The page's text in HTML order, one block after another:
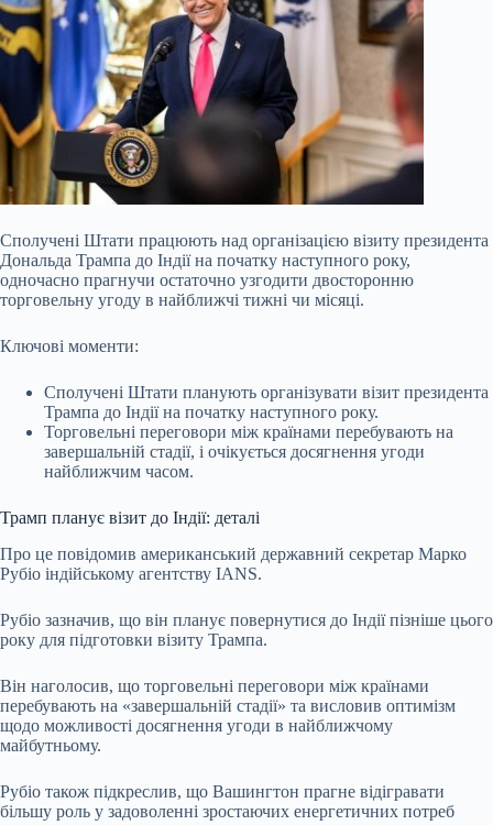
Сполучені Штати працюють над організацією візиту президента
Дональда Трампа до Індії на початку наступного року,
одночасно прагнучи остаточно узгодити двосторонню
торговельну угоду в найближчі тижні чи місяці.
Ключові моменти:
Сполучені Штати планують організувати візит президента
Трампа до Індії на початку наступного року.
Торговельні переговори між країнами перебувають на
завершальній стадії, і очікується досягнення угоди
найближчим часом.
Трамп планує візит до Індії: деталі
Про це повідомив американський державний секретар Марко
Рубіо індійському агентству IANS.
Рубіо зазначив, що він планує повернутися до Індії пізніше цього
року для підготовки візиту Трампа.
Він наголосив, що торговельні переговори між країнами
перебувають на «завершальній стадії» та висловив оптимізм
щодо можливості досягнення угоди в найближчому
майбутньому.
Рубіо також підкреслив, що Вашингтон прагне відігравати
більшу роль у задоволенні зростаючих енергетичних потреб